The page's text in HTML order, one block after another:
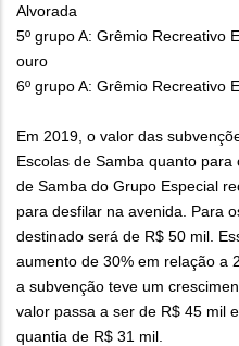
Alvorada
5º grupo A: Grêmio Recreativo
ouro
6º grupo A: Grêmio Recreativo
Em 2019, o valor das
Escolas de Samba quanto
de Samba do Grupo Especial
para desfilar na avenida. Para
destinado será de R$ 50 mil.
aumento de 30% em relação a
a subvenção teve um
valor passa a ser de R$ 45 mil
quantia de R$ 31 mil.